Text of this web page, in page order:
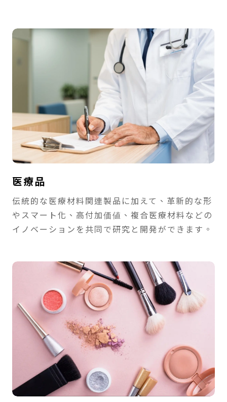
医療品
伝統的な医療材料関連製品に加えて、革新的な形
やスマート化、高付加価値、複合医療材料などの
イノベーションを共同で研究と開発ができます。